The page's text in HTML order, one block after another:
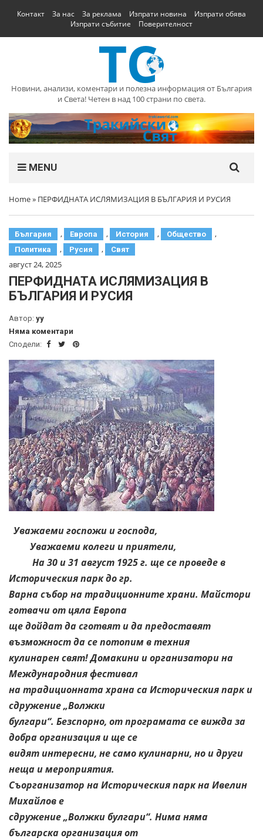
Контакт За нас За реклама Изпрати новина
Изпрати обява
Изпрати събитие
Поверителност
Новини, анализи, коментари и полезна информация от България
и Света! Четен в над 100 страни по света.
MENU
Home» ПЕРФИДНАТА ИСЛЯМИЗАЦИЯ В БЪЛГАРИЯ И РУСИЯ
България , Европа , История , Общество ,
Политика , Русия , Свят
август 24, 2025
ПЕРФИДНАТА ИСЛЯМИЗАЦИЯ В
БЪЛГАРИЯ И РУСИЯ
Автор: yy
Няма коментари
Сподели:
Уважаеми госпожи и господа,
Уважаеми колеги и приятели,
На 30 и 31 август 1925 г. ще се проведе в
Историческия парк до гр.
Варна събор на традиционните храни. Майстори
готвачи от цяла Европа
ще дойдат да сготвят и да предоставят
възможност да се потопим в техния
кулинарен свят! Домакини и организатори на
Международния фестивал
на традиционната храна са Историческия парк и
сдружение „Волжки
булгари“. Безспорно, от програмата се вижда за
добра организация и ще се
видят интересни, не само кулинарни, но и други
неща и мероприятия.
Съорганизатор на Историческия парк на Ивелин
Михайлов е
сдружение „Волжки булгари“. Нима няма
българска организация от